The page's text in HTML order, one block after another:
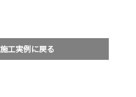
施工実例に戻る